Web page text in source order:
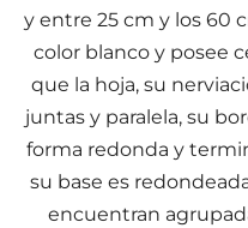
y entre 25 cm y los 60
color blanco y posee
que la hoja, su
juntas y paralela, su
forma redonda y
su base es
encuentran